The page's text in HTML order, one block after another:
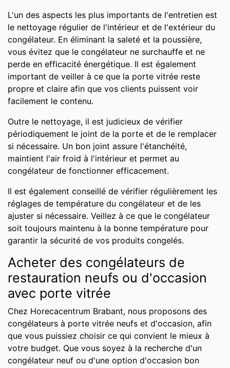
L'un des aspects les plus importants de l'entretien est
le nettoyage régulier de l'intérieur et de l'extérieur du
congélateur. En éliminant la saleté et la poussière,
vous évitez que le congélateur ne surchauffe et ne
perde en efficacité énergétique. Il est également
important de veiller à ce que la porte vitrée reste
propre et claire afin que vos clients puissent voir
facilement le contenu.
Outre le nettoyage, il est judicieux de vérifier
périodiquement le joint de la porte et de le remplacer
si nécessaire. Un bon joint assure l'étanchéité,
maintient l'air froid à l'intérieur et permet au
congélateur de fonctionner efficacement.
Il est également conseillé de vérifier régulièrement les
réglages de température du congélateur et de les
ajuster si nécessaire. Veillez à ce que le congélateur
soit toujours maintenu à la bonne température pour
garantir la sécurité de vos produits congelés.
Acheter des congélateurs de
restauration neufs ou d'occasion
avec porte vitrée
Chez Horecacentrum Brabant, nous proposons des
congélateurs à porte vitrée neufs et d'occasion, afin
que vous puissiez choisir ce qui convient le mieux à
votre budget. Que vous soyez à la recherche d'un
congélateur neuf ou d'une option d'occasion bon